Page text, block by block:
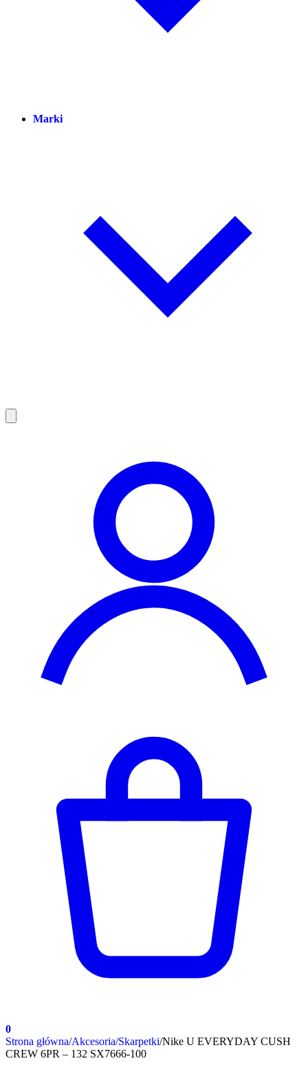
Marki
0
Strona główna/Akcesoria/Skarpetki/Nike U EVERYDAY CUSH
CREW 6PR – 132 SX7666-100